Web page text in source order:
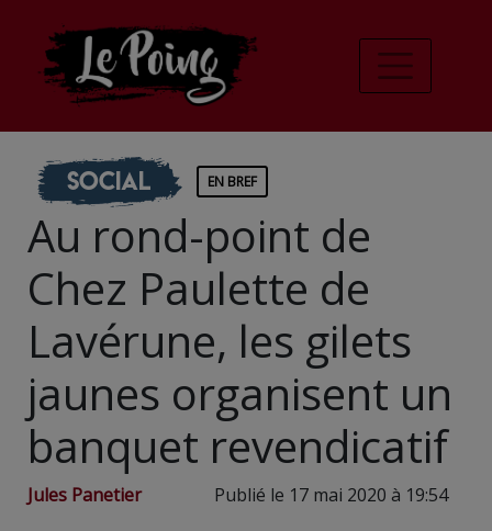
Social EN BREF
Au rond-point de
Chez Paulette de
Lavérune, les gilets
jaunes organisent un
banquet revendicatif
Jules Panetier Publié le 17 mai 2020 à 19:54